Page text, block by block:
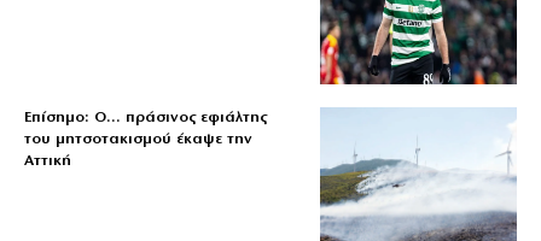
Επίσημο: Ο… πράσινος εφιάλτης
του μητσοτακισμού έκαψε την
Αττική